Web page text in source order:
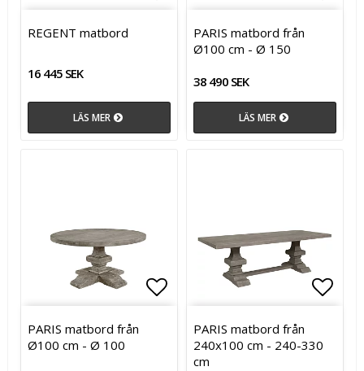
Lägg till i favoritlistan
Lägg till i favoritlistan
REGENT matbord
16 445 SEK
LÄS MER
PARIS matbord från
Ø100 cm - Ø 150
38 490 SEK
LÄS MER
Lägg till i favoritlistan
PARIS matbord från
Ø100 cm - Ø 100
PARIS matbord från
240x100 cm - 240-330
cm